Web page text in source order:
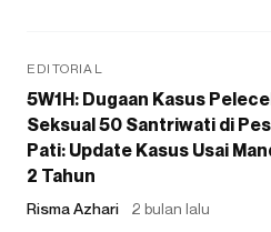
EDITORIAL
5W1H: Dugaan Kasus
Seksual 50 Santriwati di
Pati: Update Kasus Usai
2 Tahun
Risma Azhari 2 bulan lalu